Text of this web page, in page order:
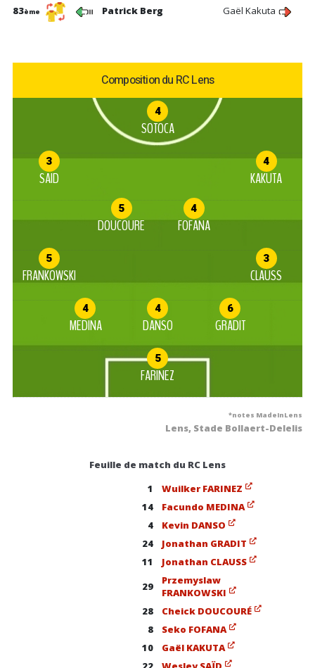
83ème Patrick Berg Gaël Kakuta
Composition du RC Lens
4
SOTOCA
3
SAID
4
KAKUTA
5
DOUCOURE
4
FOFANA
5
FRANKOWSKI
3
CLAUSS
4
MEDINA
4
DANSO
6
GRADIT
5
FARINEZ
*notes MadeInLens
Lens, Stade Bollaert-Delelis
Feuille de match du RC Lens
1
Wuilker FARINEZ
14
Facundo MEDINA
4
Kevin DANSO
24
Jonathan GRADIT
11
Jonathan CLAUSS
29
Przemyslaw
FRANKOWSKI
28
Cheick DOUCOURÉ
8
Seko FOFANA
10
Gaël KAKUTA